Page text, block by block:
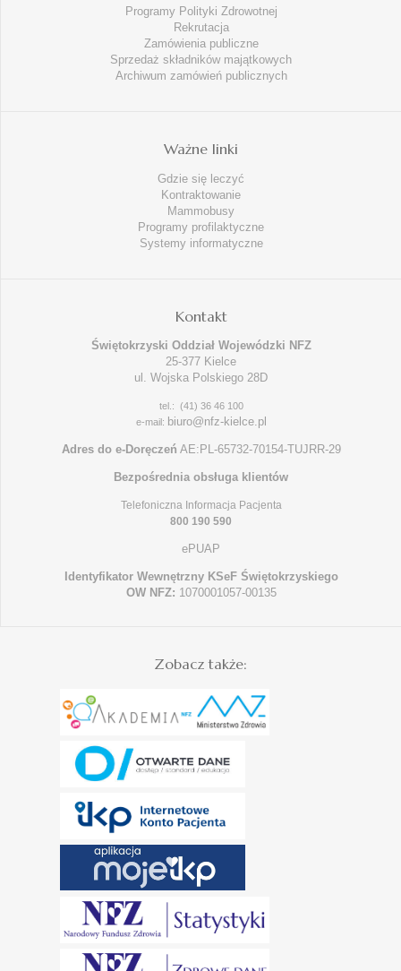
Programy Polityki Zdrowotnej
Rekrutacja
Zamówienia publiczne
Sprzedaż składników majątkowych
Archiwum zamówień publicznych
Ważne linki
Gdzie się leczyć
Kontraktowanie
Mammobusy
Programy profilaktyczne
Systemy informatyczne
Kontakt
Świętokrzyski Oddział Wojewódzki NFZ
25-377 Kielce
ul. Wojska Polskiego 28D
tel.: (41) 36 46 100
e-mail: biuro@nfz-kielce.pl
Adres do e-Doręczeń AE:PL-65732-70154-TUJRR-29
Bezpośrednia obsługa klientów
Telefoniczna Informacja Pacjenta
800 190 590
ePUAP
Identyfikator Wewnętrzny KSeF Świętokrzyskiego
OW NFZ: 1070001057-00135
Zobacz także: